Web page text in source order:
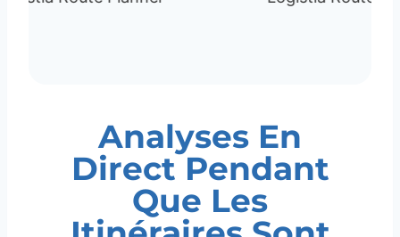
Analyses En
Direct Pendant
Que Les